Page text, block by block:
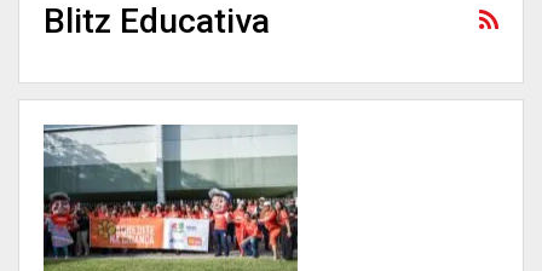
Blitz Educativa